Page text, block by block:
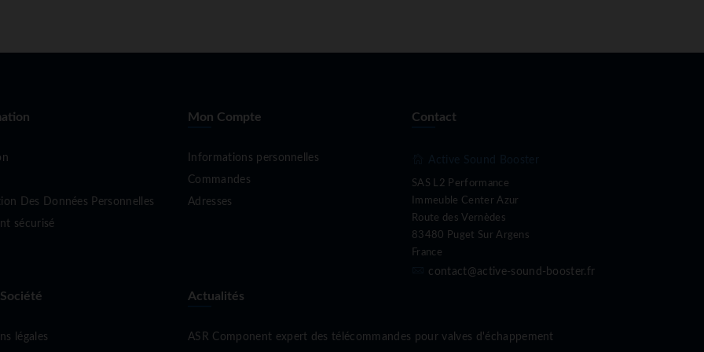
Des Données Personnelles
sécurisé
Mon Compte
Informations personnelles
Commandes
Adresses
Contact
Active Sound Booster
SAS L2 Performance
Immeuble Center Azur
Route des Vernèdes
83480 Puget Sur Argens
France
contact@active-sound-booster.fr
légales
Actualités
ASR Component expert des télécommandes pour valves d'échappement